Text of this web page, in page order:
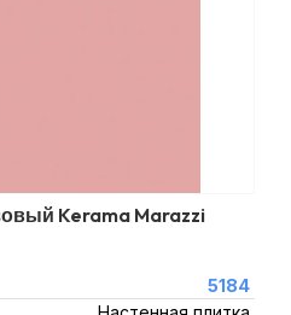
Kerama Marazzi
5184